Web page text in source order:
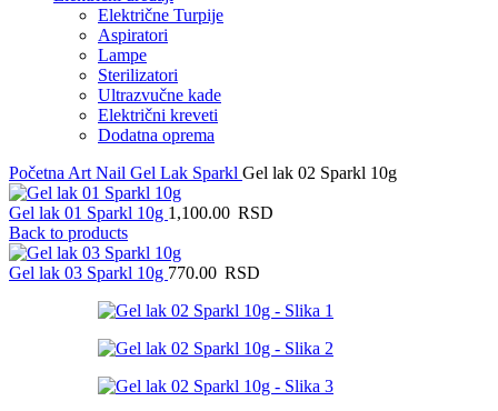
Električne Turpije
Aspiratori
Lampe
Sterilizatori
Ultrazvučne kade
Električni kreveti
Dodatna oprema
Početna Art Nail Gel Lak Sparkl Gel lak 02 Sparkl 10g
Gel lak 01 Sparkl 10g 1,100.00 RSD
Back to products
Gel lak 03 Sparkl 10g 770.00 RSD